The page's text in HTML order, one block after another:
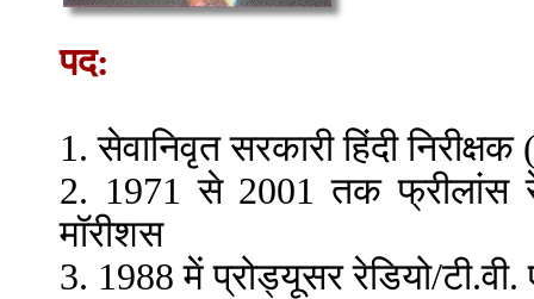
पद:
1. सेवानिवृत सरकारी हिंदी
2. 1971 से 2001 तक फ्रीलांस
मॉरीशस
3. 1988 में प्रोड्यूसर रेडियो/टी.वी.